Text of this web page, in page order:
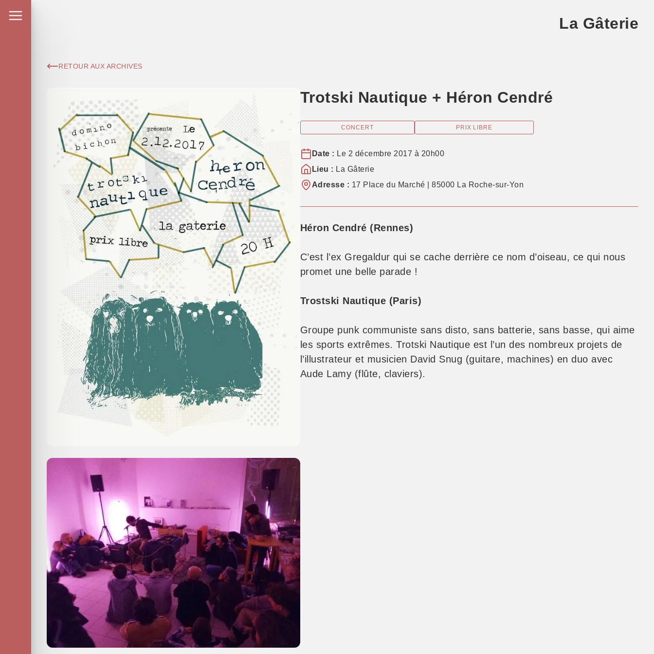
La Gâterie
RETOUR AUX ARCHIVES
Trotski Nautique + Héron Cendré
CONCERT PRIX LIBRE
Date : Le 2 décembre 2017 à 20h00
Lieu : La Gâterie
Adresse : 17 Place du Marché | 85000 La Roche-sur-Yon
Héron Cendré (Rennes)
C’est l’ex Gregaldur qui se cache derrière ce nom d’oiseau, ce qui nous
promet une belle parade !
Trostski Nautique (Paris)
Groupe punk communiste sans disto, sans batterie, sans basse, qui aime
les sports extrêmes. Trotski Nautique est l’un des nombreux projets de
l’illustrateur et musicien David Snug (guitare, machines) en duo avec
Aude Lamy (flûte, claviers).